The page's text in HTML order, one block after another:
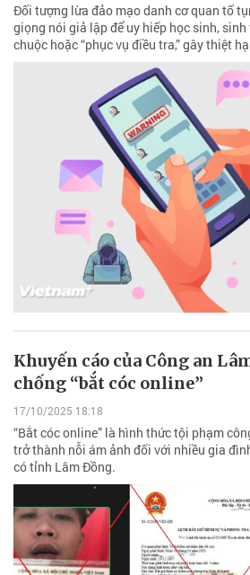
Đối tượng lừa đảo mạo danh cơ quan tố
giọng nói giả lập để uy hiếp học sinh, sinh
chuộc hoặc “phục vụ điều tra,” gây thiệt
Khuyến cáo của Công an
chống “bắt cóc online”
17/10/2025 18:18
“Bắt cóc online” là hình thức tội phạm
trở thành nỗi ám ảnh đối với nhiều gia
có tỉnh Lâm Đồng.